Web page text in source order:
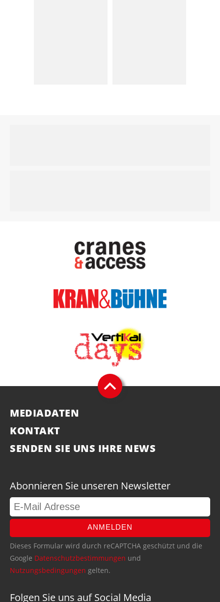
MEDIADATEN
KONTAKT
SENDEN SIE UNS IHRE NEWS
Abonnieren Sie unseren Newsletter
ANMELDEN
Dieses Formular wird durch reCAPTCHA geschützt und die
Google Datenschutzbestimmungen und
Nutzungsbedingungen gelten.
Folgen Sie uns auf Social Media